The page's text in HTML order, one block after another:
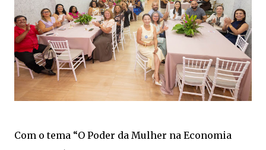
Com o tema “O Poder da Mulher na Economia